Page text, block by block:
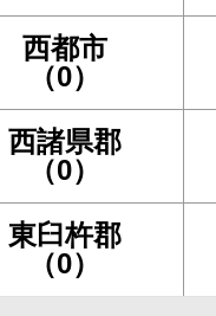
西都市
（0）
西諸県郡
（0）
東臼杵郡
（0）